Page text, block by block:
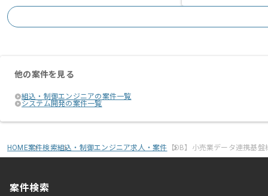
他の案件を見る
組込・制御エンジニアの案件一覧
システム開発の案件一覧
HOME案件検索組込・制御エンジニア求人・案件 【DB】小売業データ連携基盤
案件検索